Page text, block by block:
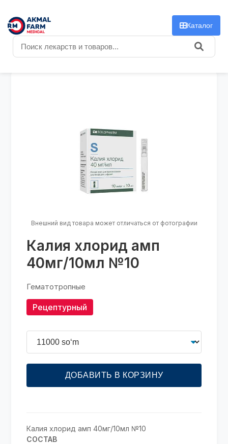
Каталог
Внешний вид товара может отличаться от фотографии
Калия хлорид амп
40мг/10мл №10
Гематотропные
Рецептурный
ДОБАВИТЬ В КОРЗИНУ
Калия хлорид амп 40мг/10мл №10
СОСТАВ